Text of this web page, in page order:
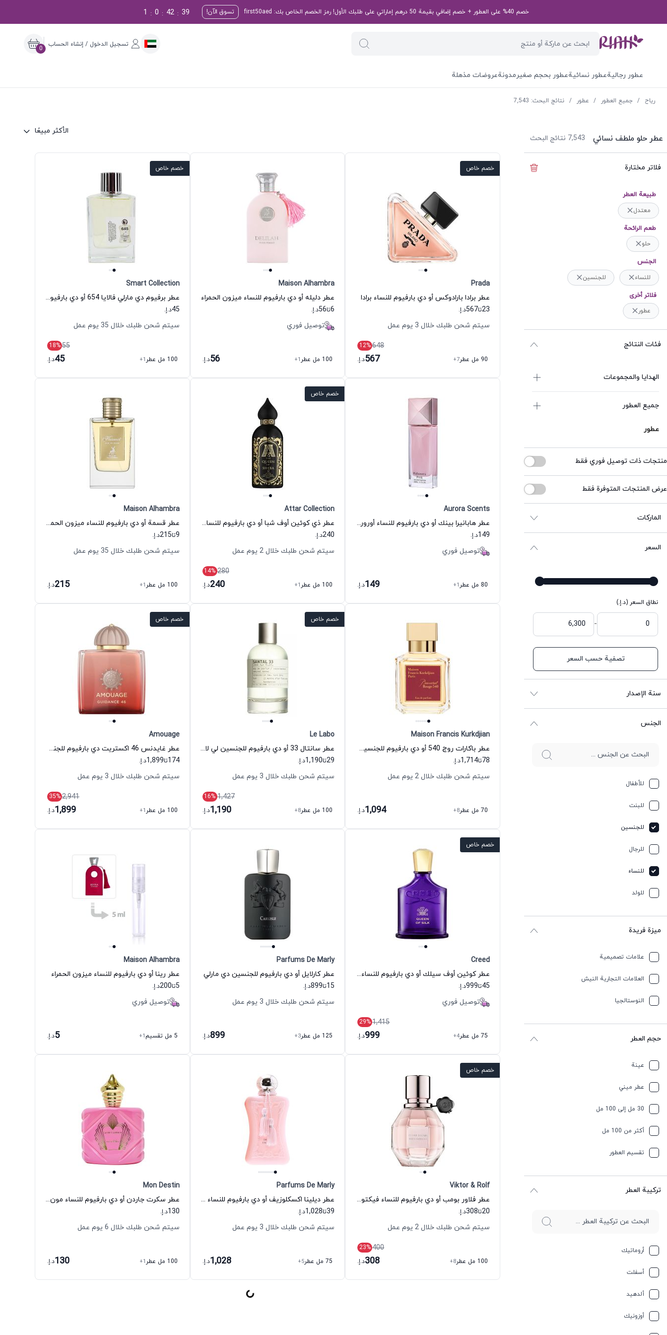
خصم 40% على العطور + خصم إضافي بقيمة 50 درهم إماراتي على طلبك الأول! رمز الخصم الخاص بك: first50aed تسوق الآن! 38
:
42
:
0
:
1
تسجيل الدخول / إنشاء الحساب
0
عطور رجاليةعطور نسائيةعطور بحجم صغيرمدونةعروضات مذهلة
ریاح / جميع العطور / عطور / نتائج البحث: 7,543
عطر حلو ملطف نسائي 7,543 نتائج البحث
الأكثر مبيعًا
فلاتر مختارة
طبيعة العطر
معتدل
طعم الرائحة
حلو
الجنس
للنساء للجنسين
فلاتر أخرى
عطور
فئات النتائج
الهدايا والمجموعات
جميع العطور
عطور
منتجات ذات توصيل فوري فقط
عرض المنتجات المتوفرة فقط
الماركات
السعر
نطاق السعر (د.إ.)
-
تصفية حسب السعر
سنة الإصدار
الجنس
للأطفال
للبنت
للجنسين
للرجال
للنساء
للولد
ميزة فريدة
علامات تصميمية
العلامات التجارية النيش
النوستالجيا
حجم العطر
عينة
عطر ميني
30 مل إلى 100 مل
أكثر من 100 مل
تقسیم العطور
ترکیبة العطر
أروماتيك
أسفلت
ألدهيد
أوزونيك
خصم خاص
Prada
عطر برادا بارادوكس أو دي بارفيوم للنساء برادا
23تا567د.إ.
سيتم شحن طلبك خلال 3 يوم عمل
648
12%
90 مل عطر
+7
567د.إ.
Maison Alhambra
عطر دليله أو دي بارفيوم للنساء ميزون الحمراء
6تا56د.إ.
توصيل فوري
100 مل عطر +1
56د.إ.
خصم خاص
Smart Collection
عطر برفيوم دي مارلي فالايا 654 أو دي بارفيوم للنساء سمارت كولكشن
45د.إ.
سيتم شحن طلبك خلال 35 يوم عمل
55
18%
100 مل عطر
+1
45د.إ.
Aurora Scents
عطر هابانيرا بينك أو دي بارفيوم للنساء أورورا سنتس
149د.إ.
توصيل فوري
80 مل عطر +1
149د.إ.
خصم خاص
Attar Collection
عطر ذي كوئين أوف شبا أو دي بارفيوم للنساء عطار كولكشن
240د.إ.
سيتم شحن طلبك خلال 2 يوم عمل
280
14%
100 مل عطر
+1
240د.إ.
Maison Alhambra
عطر قسمة أو دي بارفيوم للنساء ميزون الحمراء
9تا215د.إ.
سيتم شحن طلبك خلال 35 يوم عمل
100 مل عطر +1
215د.إ.
Maison Francis Kurkdjian
عطر باكارات روج 540 أو دي بارفيوم للجنسين ميزون فرانسيس كركجيان
78تا1,714د.إ.
سيتم شحن طلبك خلال 2 يوم عمل
70 مل عطر +8
1,094د.إ.
خصم خاص
Le Labo
عطر سانتال 33 أو دي بارفيوم للجنسين لي لابو
29تا1,190د.إ.
سيتم شحن طلبك خلال 3 يوم عمل
1,427
16%
100 مل عطر
+8
1,190د.إ.
خصم خاص
Amouage
عطر غايدنس 46 اكستريت دي بارفيوم للجنسين أمواج
174تا1,899د.إ.
سيتم شحن طلبك خلال 3 يوم عمل
2,941
35%
100 مل عطر
+1
1,899د.إ.
خصم خاص
Creed
عطر كوئين أوف سيلك أو دي بارفيوم للنساء كريد
45تا999د.إ.
توصيل فوري
1,415
29%
75 مل عطر
+4
999د.إ.
Parfums De Marly
عطر كارلايل أو دي بارفيوم للجنسين دي مارلي
15تا899د.إ.
سيتم شحن طلبك خلال 3 يوم عمل
125 مل عطر +3
899د.إ.
Maison Alhambra
عطر رينا أو دي بارفيوم للنساء ميزون الحمراء
5تا200د.إ.
توصيل فوري
5 مل تقسيم +1
5د.إ.
خصم خاص
Viktor & Rolf
عطر فلاور بومب أو دي بارفيوم للنساء فيكتور آند رولف
20تا308د.إ.
سيتم شحن طلبك خلال 2 يوم عمل
400
23%
100 مل عطر
+8
308د.إ.
Parfums De Marly
عطر ديلينا اكسكلوزيف أو دي بارفيوم للنساء دي مارلي
39تا1,028د.إ.
سيتم شحن طلبك خلال 3 يوم عمل
75 مل عطر +5
1,028د.إ.
Mon Destin
عطر سكرت جاردن أو دي بارفيوم للنساء مون ديستين
130د.إ.
سيتم شحن طلبك خلال 6 يوم عمل
100 مل عطر +1
130د.إ.